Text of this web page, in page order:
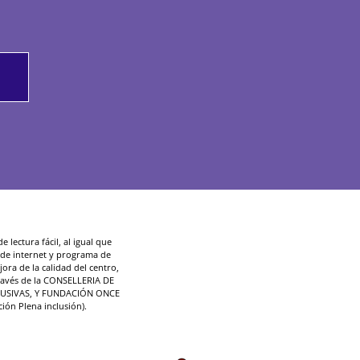
lectura fácil, al igual que
internet y programa de
de la calidad del centro,
de la CONSELLERIA DE
Y FUNDACIÓN ONCE
Plena inclusión).